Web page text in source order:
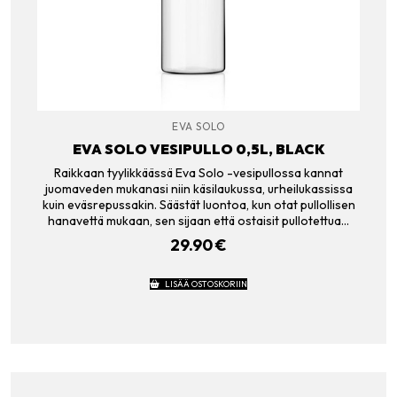
EVA SOLO
EVA SOLO VESIPULLO 0,5L, BLACK
Raikkaan tyylikkäässä Eva Solo -vesipullossa kannat
juomaveden mukanasi niin käsilaukussa, urheilukassissa
kuin eväsrepussakin. Säästät luontoa, kun otat pullollisen
hanavettä mukaan, sen sijaan että ostaisit pullotettua…
29.90€
LISÄÄ OSTOSKORIIN